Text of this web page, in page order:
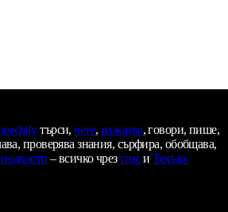
търси,чете, разказва, говори, пише,
проверява знания, сърфира, обобщава,
подкасти – всичко чрезгласиText-to-